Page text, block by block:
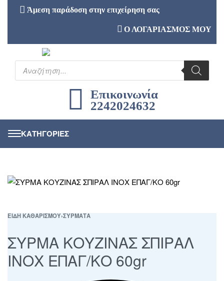
Άμεση παράδοση στην επιχείρηση σας
Ο ΛΟΓΑΡΙΑΣΜΟΣ ΜΟΥ
Επικοινωνία
2242024632
ΕΙΔΗ ΚΑΘΑΡΙΣΜΟΥ›ΣΥΡΜΑΤΑ
ΣΥΡΜΑ ΚΟΥΖΙΝΑΣ ΣΠΙΡΑΛ
ΙΝΟΧ ΕΠΑΓ/ΚΟ 60gr